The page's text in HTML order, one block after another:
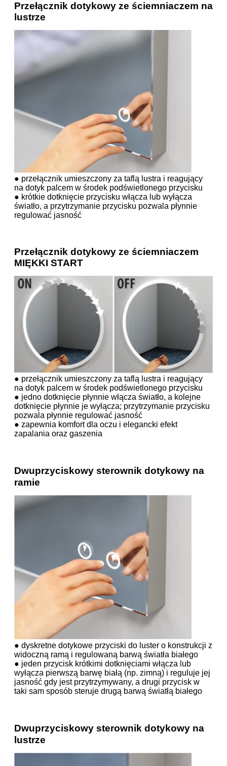
Przełącznik dotykowy ze ściemniaczem na
lustrze
● przełącznik umieszczony za taflą lustra i reagujący
na dotyk palcem w środek podświetlonego przycisku
● krótkie dotknięcie przycisku włącza lub wyłącza
światło, a przytrzymanie przycisku pozwala płynnie
regulować jasność
Przełącznik dotykowy ze ściemniaczem
MIĘKKI START
● przełącznik umieszczony za taflą lustra i reagujący
na dotyk palcem w środek podświetlonego przycisku
● jedno dotknięcie płynnie włącza światło, a kolejne
dotknięcie płynnie je wyłącza; przytrzymanie przycisku
pozwala płynnie regulować jasność
● zapewnia komfort dla oczu i elegancki efekt
zapalania oraz gaszenia
Dwuprzyciskowy sterownik dotykowy na
ramie
● dyskretne dotykowe przyciski do luster o konstrukcji z
widoczną ramą i regulowaną barwą światła białego
● jeden przycisk krótkimi dotknięciami włącza lub
wyłącza pierwszą barwę białą (np. zimną) i reguluje jej
jasność gdy jest przytrzymywany, a drugi przycisk w
taki sam sposób steruje drugą barwą światłą białego
Dwuprzyciskowy sterownik dotykowy na
lustrze